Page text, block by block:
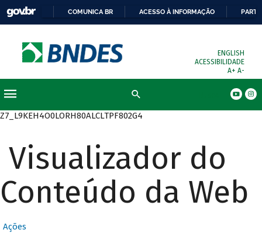
COMUNICA BR ACESSO À INFORMAÇÃO
ENGLISH
ACESSIBILIDADE
A+ A-
Z7_L9KEH4O0LORH80ALCLTPF802G4
Visualizador do
Conteúdo da Web
Ações